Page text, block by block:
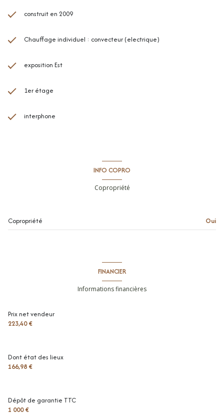
construit en 2009
Chauffage individuel : convecteur (electrique)
exposition Est
1er étage
interphone
INFO COPRO
Copropriété
Copropriété Oui
FINANCIER
Informations financières
Prix net vendeur
223,40 €
Dont état des lieux
166,98 €
Dépôt de garantie TTC
1 000 €